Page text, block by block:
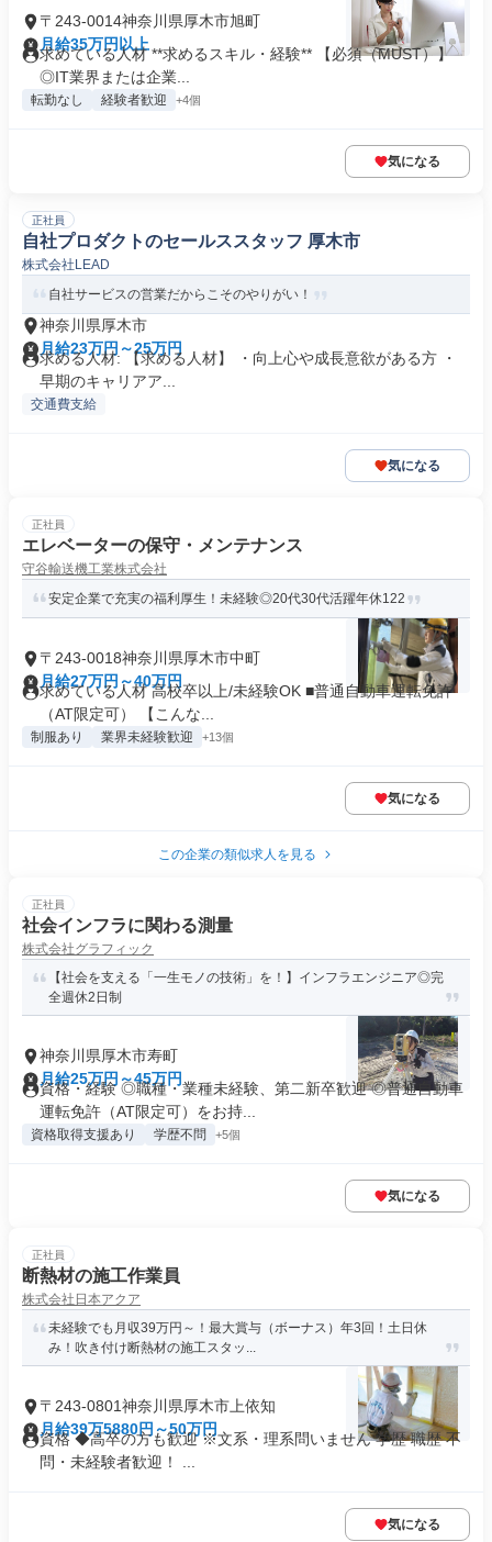
〒243-0014神奈川県厚木市旭町
月給35万円以上
求めている人材 **求めるスキル・経験** 【必須（MUST）】
◎IT業界または企業...
転勤なし 経験者歓迎 +4個
気になる
正社員
自社プロダクトのセールススタッフ 厚木市
株式会社LEAD
自社サービスの営業だからこそのやりがい！
神奈川県厚木市
月給23万円～25万円
求める人材: 【求める人材】 ・向上心や成長意欲がある方 ・
早期のキャリアア...
交通費支給
気になる
正社員
エレベーターの保守・メンテナンス
守谷輸送機工業株式会社
安定企業で充実の福利厚生！未経験◎20代30代活躍年休122
〒243-0018神奈川県厚木市中町
月給27万円～40万円
求めている人材 高校卒以上/未経験OK ■普通自動車運転免許
（AT限定可） 【こんな...
制服あり 業界未経験歓迎 +13個
気になる
この企業の類似求人を見る
正社員
社会インフラに関わる測量
株式会社グラフィック
【社会を支える「一生モノの技術」を！】インフラエンジニア◎完
全週休2日制
神奈川県厚木市寿町
月給25万円～45万円
資格・経験 ◎職種・業種未経験、第二新卒歓迎 ◎普通自動車
運転免許（AT限定可）をお持...
資格取得支援あり 学歴不問 +5個
気になる
正社員
断熱材の施工作業員
株式会社日本アクア
未経験でも月収39万円～！最大賞与（ボーナス）年3回！土日休
み！吹き付け断熱材の施工スタッ...
〒243-0801神奈川県厚木市上依知
月給39万5880円～50万円
資格 ◆高卒の方も歓迎 ※文系・理系問いません 学歴 職歴 不
問・未経験者歓迎！ ...
気になる